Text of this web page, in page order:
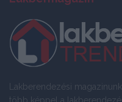
Lakberendezési